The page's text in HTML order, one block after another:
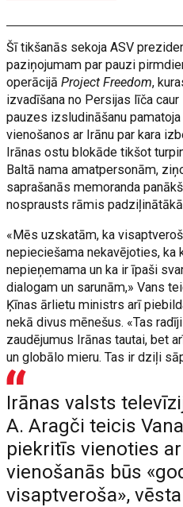
Šī tikšanās sekoja ASV
paziņojumam par pauzi
operācijāProject Freedom,
izvadīšana no Persijas līča
pauzes izsludināšanu
vienošanos ar Irānu par kara
Irānas ostu blokāde tikšot
Baltā nama amatpersonām,
saprašanās memoranda
nosprausts rāmis
«Mēs uzskatām, ka
nepieciešama nekavējoties, ka
nepieņemama un ka ir īpaši
dialogam un sarunām,» Vans
Ķīnas ārlietu ministrs arī
nekā divus mēnešus. «Tas
zaudējumus Irānas tautai, bet
un globālo mieru. Tas ir dziļi
Irānas valsts
A. Aragči teicis
piekritīs vienoties
vienošanās būs
visaptveroša», vēsta